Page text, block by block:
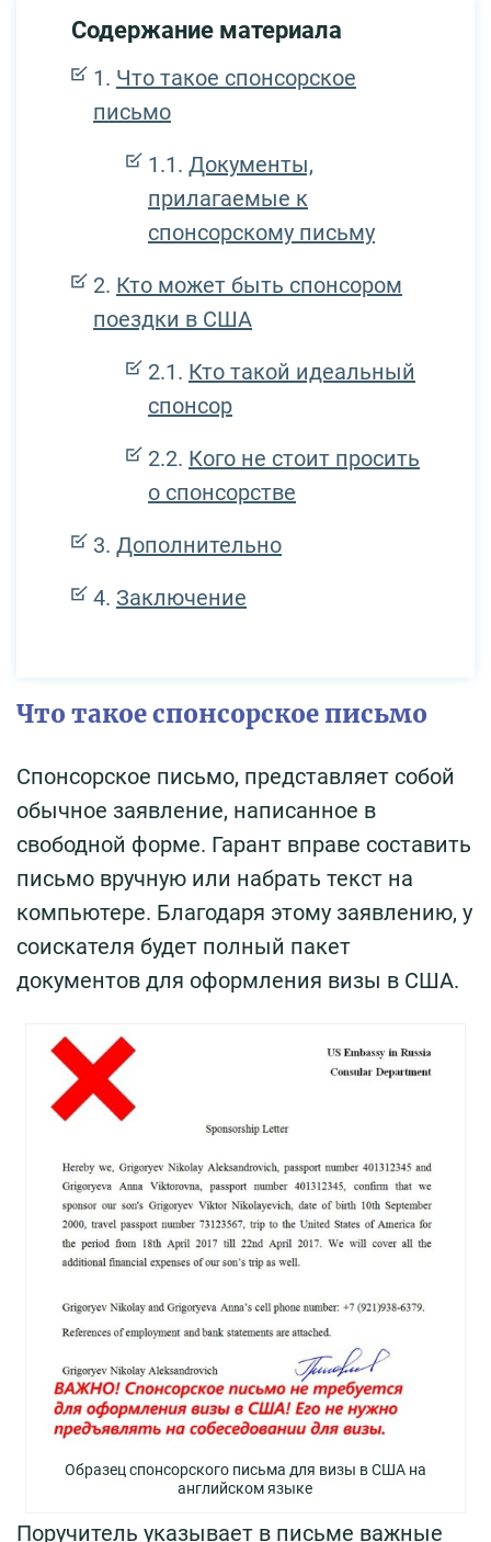
Содержание материала
Что такое спонсорское
письмо
Документы,
прилагаемые к
спонсорскому письму
Кто может быть спонсором
поездки в США
Кто такой идеальный
спонсор
Кого не стоит просить
о спонсорстве
Дополнительно
Заключение
Что такое спонсорское письмо
Спонсорское письмо, представляет собой
обычное заявление, написанное в
свободной форме. Гарант вправе составить
письмо вручную или набрать текст на
компьютере. Благодаря этому заявлению, у
соискателя будет полный пакет
документов для оформления визы в США.
Образец спонсорского письма для визы в США на
английском языке
Поручитель указывает в письме важные